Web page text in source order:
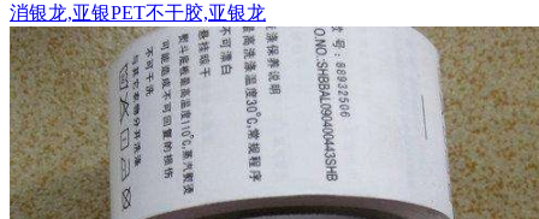
消银龙,亚银PET不干胶,亚银龙